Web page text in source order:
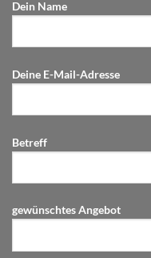
Dein Name
Deine E-Mail-Adresse
Betreff
gewünschtes Angebot